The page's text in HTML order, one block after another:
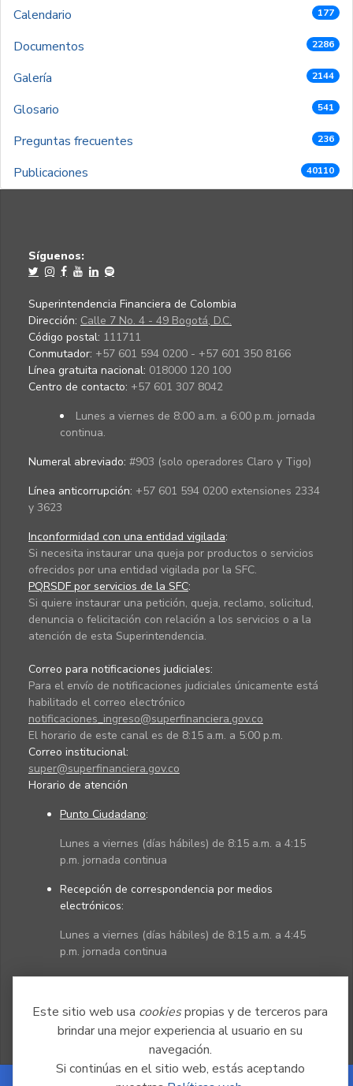
Este sitio web usa cookiespropias y de terceros para
brindar una mejor experiencia al usuario en su
navegación.
Si continúas en el sitio web, estás aceptando
Calendario
177
Documentos 2286
Galería 2144
Glosario 541
Preguntas frecuentes 236
Publicaciones 40110
Síguenos:
Superintendencia Financiera de Colombia
Dirección: Calle 7 No. 4 - 49 Bogotá, D.C.
Código postal: 111711
Conmutador: +57 601 594 0200 - +57 601 350 8166
Línea gratuita nacional: 018000 120 100
Centro de contacto: +57 601 307 8042
Lunes a viernes de 8:00 a.m. a 6:00 p.m. jornada
continua.
Numeral abreviado: #903 (solo operadores Claro y Tigo)
Línea anticorrupción: +57 601 594 0200 extensiones 2334
y 3623
Inconformidad con una entidad vigilada:
Si necesita instaurar una queja por productos o servicios
ofrecidos por una entidad vigilada por la SFC.
PQRSDF por servicios de la SFC:
Si quiere instaurar una petición, queja, reclamo, solicitud,
denuncia o felicitación con relación a los servicios o a la
atención de esta Superintendencia.
Correo para notificaciones judiciales:
Para el envío de notificaciones judiciales únicamente está
habilitado el correo electrónico
notificaciones_ingreso@superfinanciera.gov.co
El horario de este canal es de 8:15 a.m. a 5:00 p.m.
Correo institucional:
super@superfinanciera.gov.co
Horario de atención
Punto Ciudadano:
Lunes a viernes (días hábiles) de 8:15 a.m. a 4:15
p.m. jornada continua
Recepción de correspondencia por medios
electrónicos:
Lunes a viernes (días hábiles) de 8:15 a.m. a 4:45
p.m. jornada continua